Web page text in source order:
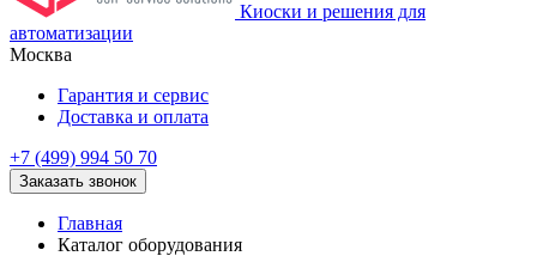
Киоски и решения для
автоматизации
Москва
Гарантия и сервис
Доставка и оплата
+7 (499) 994 50 70
Заказать звонок
Главная
Каталог оборудования